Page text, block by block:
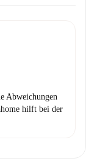
Abweichungen
hilft bei der